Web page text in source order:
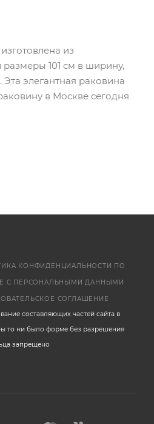
из
101 см в ширину,
элегантная раковина
в Москве сегодня
КОНФИДЕНЦИАЛЬНОСТИ ПО
С ПЕРСОНАЛЬНЫМИ ДАННЫМИ
СОГЛАШЕНИЕ
составляющих частей сайта в
то ни было форме без разрешения
запрещено